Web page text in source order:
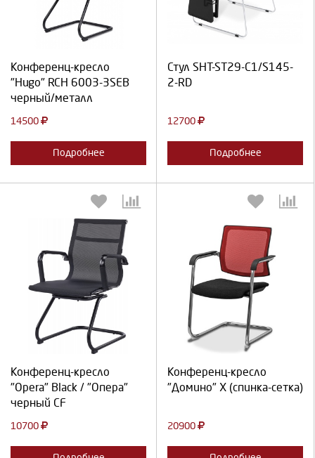
Конференц-кресло
"Hugo" RCH 6003-3SEB
черный/металл
14500
Подробнее
Стул SHT-ST29-С1/S145-
2-RD
12700
Подробнее
Конференц-кресло
"Opera" Black / "Опера"
черный CF
10700
Выберите количество:
Конференц-кресло
"Домино" X (спинка-сетка)
20900
Выберите количество: